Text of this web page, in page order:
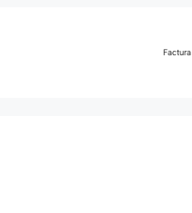
Factura